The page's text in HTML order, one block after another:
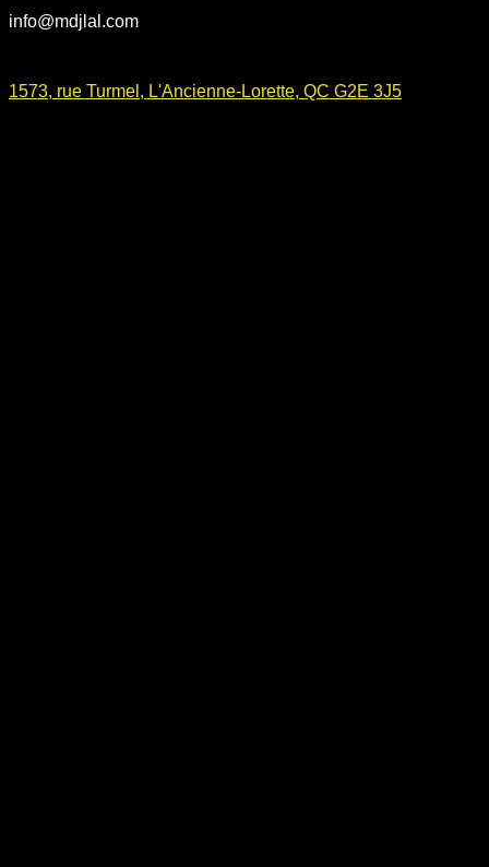
info@mdjlal.com
1573, rue Turmel, L'Ancienne-Lorette, QC G2E 3J5